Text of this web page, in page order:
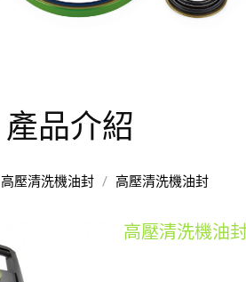
產品介紹
高壓清洗機油封 / 高壓清洗機油封
高壓清洗機油